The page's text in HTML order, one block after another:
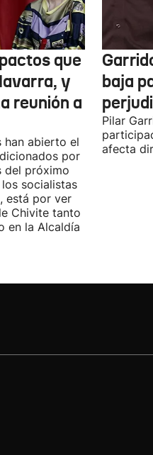
que
y
reunión a
han abierto el
por
del próximo
socialistas
está por ver
Chivite tanto
en la Alcaldía
baja
Pilar
afecta